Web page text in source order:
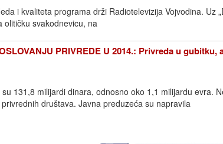
i kvaliteta programa drži Radiotelevizija Vojvodina. Uz
olitičku svakodnevicu, na
PRIVREDE U 2014.: Privreda u gubitku,
131,8 milijardi dinara, odnosno oko 1,1 milijardu evra.
društava. Javna preduzeća su napravila